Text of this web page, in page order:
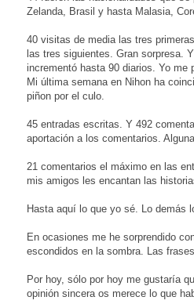
Zelanda, Brasil y hasta Malasia,
40 visitas de media las tres
las tres siguientes. Gran sorpresa.
incrementó hasta 90 diarios. Yo me
Mi última semana en Nihon ha
piñon por el culo.
45 entradas escritas. Y 492
aportación a los comentarios.
21 comentarios el máximo en las
mis amigos les encantan las
Hasta aquí lo que yo sé. Lo demás
En ocasiones me he sorprendido
escondidos en la sombra. Las
Por hoy, sólo por hoy me gustaría
opinión sincera os merece lo que